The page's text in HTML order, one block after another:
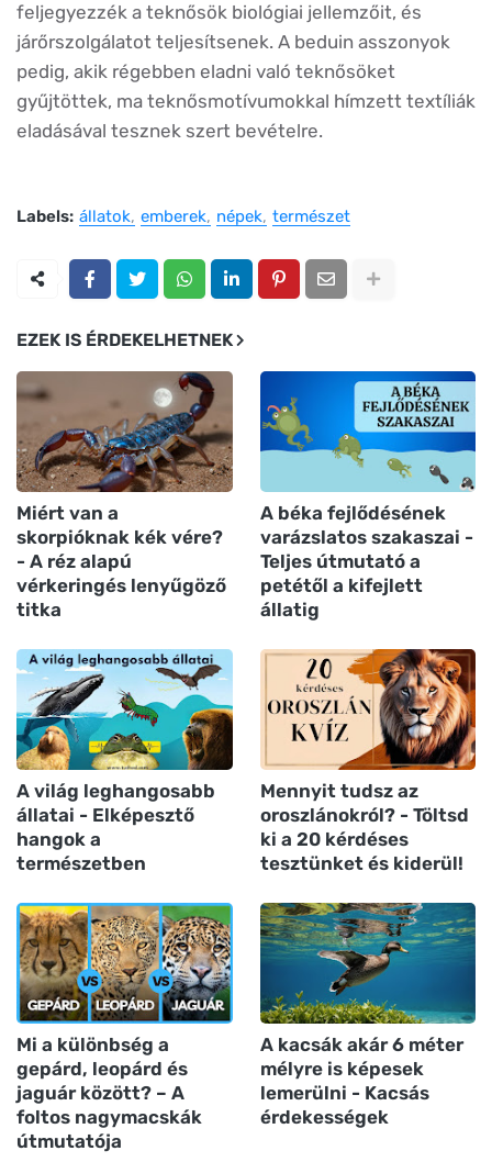
feljegyezzék a teknősök biológiai jellemzőit, és
járőrszolgálatot teljesítsenek. A beduin asszonyok
pedig, akik régebben eladni való teknősöket
gyűjtöttek, ma teknősmotívumokkal hímzett textíliák
eladásával tesznek szert bevételre.
Labels: állatok emberek népek természet
EZEK IS ÉRDEKELHETNEK
Miért van a
skorpióknak kék vére?
- A réz alapú
vérkeringés lenyűgöző
titka
A béka fejlődésének
varázslatos szakaszai -
Teljes útmutató a
petétől a kifejlett
állatig
A világ leghangosabb
állatai - Elképesztő
hangok a
természetben
Mennyit tudsz az
oroszlánokról? - Töltsd
ki a 20 kérdéses
tesztünket és kiderül!
Mi a különbség a
gepárd, leopárd és
jaguár között? – A
foltos nagymacskák
útmutatója
A kacsák akár 6 méter
mélyre is képesek
lemerülni - Kacsás
érdekességek